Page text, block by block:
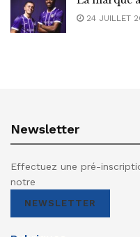
24 JUILLET
Newsletter
Effectuez une pré-
notre
NEWSLETTER